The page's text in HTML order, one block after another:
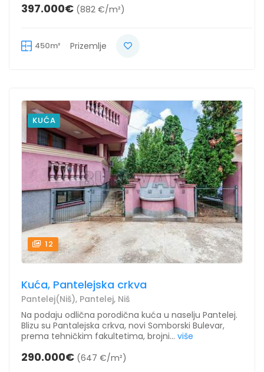
397.000€ (882 €/m²)
450m² Prizemlje
KUĆA
12
Kuća, Pantelejska crkva
Pantelej(Niš), Pantelej, Niš
Na podaju odlična porodična kuća u naselju Pantelej.
Blizu su Pantalejska crkva, novi Somborski Bulevar,
prema tehničkim fakultetima, brojni... više
290.000€ (647 €/m²)